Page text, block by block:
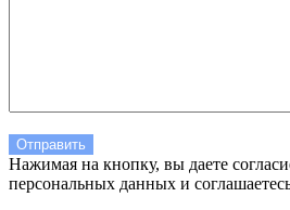
Нажимая на кнопку, вы даете
персональных данных и